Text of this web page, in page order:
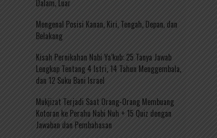
Dalam, Luar
Mengenal Posisi Kanan, Kiri, Tengah, Depan, dan
Belakang
Kisah Pernikahan Nabi Ya’kub: 25 Tanya Jawab
Lengkap Tentang 4 Istri, 14 Tahun Menggembala,
dan 12 Suku Bani Israel
Mukjizat Terjadi Saat Orang-Orang Membuang
Kotoran ke Perahu Nabi Nuh + 15 Quiz dengan
Jawaban dan Pembahasan